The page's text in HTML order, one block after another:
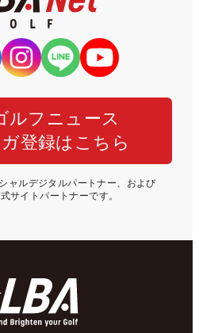
ルフニュース
登録はこちら
ャルデジタルパートナー、および
サイトパートナーです。